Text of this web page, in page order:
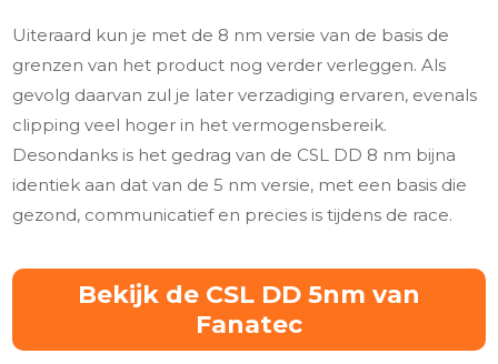
Uiteraard kun je met de 8 nm versie van de basis de
grenzen van het product nog verder verleggen. Als
gevolg daarvan zul je later verzadiging ervaren, evenals
clipping veel hoger in het vermogensbereik.
Desondanks is het gedrag van de CSL DD 8 nm bijna
identiek aan dat van de 5 nm versie, met een basis die
gezond, communicatief en precies is tijdens de race.
Bekijk de CSL DD 5nm van
Fanatec